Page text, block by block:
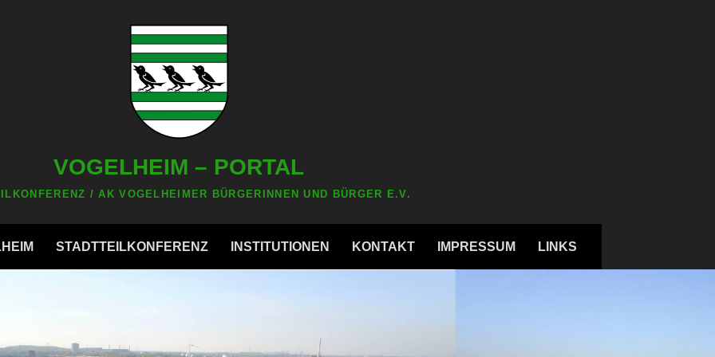
VOGELHEIM – PORTAL
/ AK VOGELHEIMER BÜRGERINNEN UND BÜRGER E.V.
STADTTEILKONFERENZ INSTITUTIONEN KONTAKT IMPRESSUM LINKS